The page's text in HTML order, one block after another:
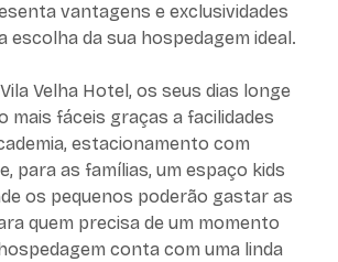
vantagens e exclusividades
escolha da sua hospedagem ideal.
Velha Hotel, os seus dias longe
mais fáceis graças a facilidades
estacionamento com
para as famílias, um espaço kids
os pequenos poderão gastar as
quem precisa de um momento
conta com uma linda